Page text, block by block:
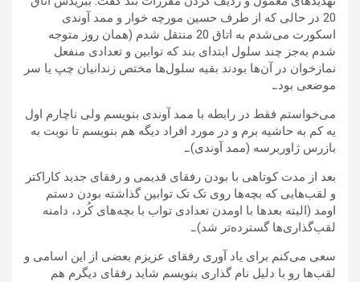
20 در حالی که از طرف حسین مورچه خوار و ممد آوندی
اسکورت می‌شدم به اتاق 20 منتقل شدم (همان روز متوجه
شدم به‌جز چند سلول ابتدای بند که توابین و تعدادی منفعل
نمازخوان در آن‌ها بودند بقیه سلول‌ها مختص زندانیان چپ یا سر
موضعی بود.ـ
می‌خواستم فقط در رابطه با ممد آوندی بنویسم ولی ناچارم اول
یه کم به حاشیه برم و در مورد افراد دیگه هم بنویسم تا نوبت به
بازرس ژاوربرسه (ممد آوندی).ـ
بعد از مدت کوتاهی با بودن رفقای قدیمی و رفقای جدید کاراکتر
و لقب‌هایی که بچه‌ها روی تک تک توابین گذاشته بودن دستم
اومد (البته بعدها با اومدن تعدادی تواب با بچه‌های کُرد، دامنه
لقب‌گذاری‌ها گسترده‌تر شد).ـ
سعی می‌کنم برای یاد آوری رفقای عزیزم بعضی از این اسامی و
لقب‌ها رو با دلیل نام گذاری بنویسم شاید رفقای دیگرم هم